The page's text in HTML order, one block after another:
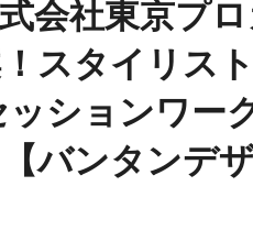
会社東京プ
スタイリス
ションワー
バンタンデザ